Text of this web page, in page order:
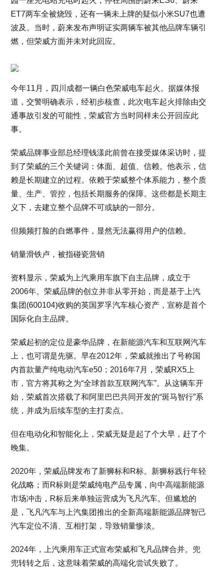
ET7两车全被烧毁，还有一辆未上牌的疑似小米SU7也遭
波及。当时，蔚来发布声明证实两辆车被其他品牌车辆引
燃，但荣威方面并未对此回应。
今年11月，四川成都一辆白色荣威电车起火。据媒体报
道，交警明确表示，经初步核查，此次电车起火排除由交
通事故引发的可能性，荣威官方当时同样未公开回应此
事。
荣威品牌事业部总经理钱漾此前曾在接受媒体采访时，提
到了荣威的三个关键词：体面、超值、信赖。他表示，信
赖是长期建立的过程。依赖于荣威整个体系能力，整个质
量、生产、管控，包括长期服务的保障。这些都是长期主
义下，去建立整个品牌不可或缺的一部分。
但频频打脸的自燃事件，显然无法赢得用户的信赖。
销量滑铁卢，被指碰瓷营销
资料显示，荣威为上汽乘用车旗下自主品牌，成立于
2006年。荣威品牌的创立并非从零开始，而是基于上汽
集团(600104)收购的英国罗孚汽车核心资产，宣称是首个
国际化自主品牌。
荣威起初的定位是豪华品牌，在新能源汽车和互联网汽车
上，也可谓是先驱。早在2012年，荣威就推出了号称国
内首款量产纯电动汽车e50；2016年7月，荣威RX5上
市，官方将其称之为“全球首款互联网汽车”。从这辆车开
始，荣威首次搭载了和阿里巴巴共同开发的“斑马智行”系
统，并成为后续车型的主打卖点。
但在电动化和智能化上，荣威无疑是起了个大早，赶了个
晚集。
2020年，荣威品牌发布了新狮标和R标。新狮标践行年轻
化战略；而R标则是荣威纯电产品专属，向中高端新能源
市场冲击，R标后来单独运营成为飞凡汽车。但尴尬的
是，飞凡汽车与上汽集团推出的全新高端新能源品牌智己
汽车定位不清、互相打架，导致销量惨淡。
2024年，上汽乘用车正式宣布荣威和飞凡品牌合并。兜
兜转转之后，这意味着荣威的高端化尝试失败了。